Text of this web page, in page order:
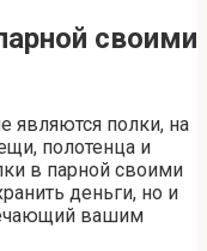
своими
являются полки, на
полотенца и
в парной своими
деньги, но и
вашим